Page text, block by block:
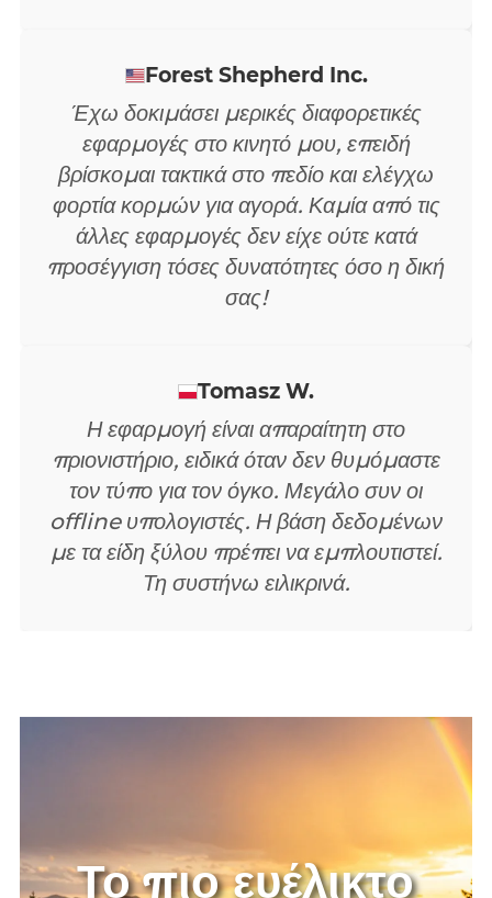
δεδομένη ποσότητα σανίδων.
Forest Shepherd Inc.
Έχω δοκιμάσει μερικές διαφορετικές
εφαρμογές στο κινητό μου, επειδή
βρίσκομαι τακτικά στο πεδίο και ελέγχω
φορτία κορμών για αγορά. Καμία από τις
σας!
Tomasz W.
Η εφαρμογή είναι απαραίτητη στο
πριονιστήριο, ειδικά όταν δεν θυμόμαστε
τον τύπο για τον όγκο. Μεγάλο συν οι